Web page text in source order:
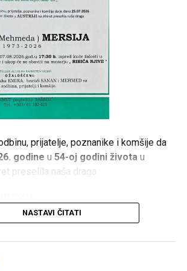
prijatelje, poznanike i komšije da
godine u 54-oj godini života u
preselila naša draga
PETAK 07.08.2026. god. u 17:30
u
NASTAVI ČITATI